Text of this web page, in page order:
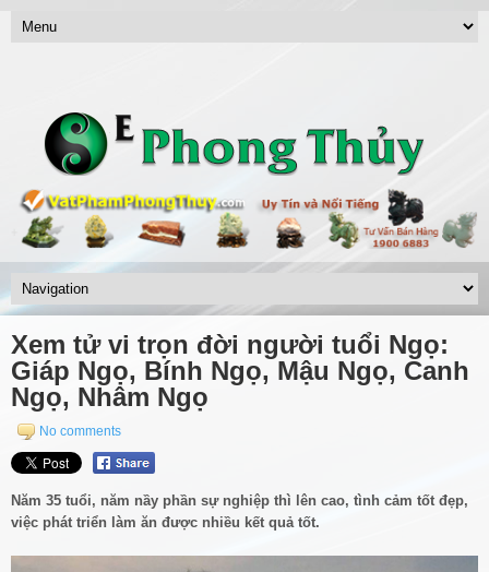
Xem tử vi trọn đời người tuổi Ngọ:
Giáp Ngọ, Bính Ngọ, Mậu Ngọ, Canh
Ngọ, Nhâm Ngọ
No comments
Năm 35 tuổi, năm nầy phần sự nghiệp thì lên cao, tình cảm tốt đẹp,
việc phát triển làm ăn được nhiều kết quả tốt.